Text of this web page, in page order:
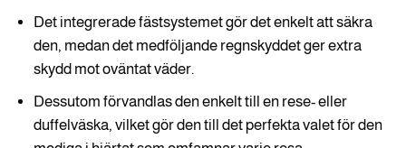
Det integrerade fästsystemet gör det enkelt att säkra
den, medan det medföljande regnskyddet ger extra
skydd mot oväntat väder.
Dessutom förvandlas den enkelt till en rese- eller
duffelväska, vilket gör den till det perfekta valet för den